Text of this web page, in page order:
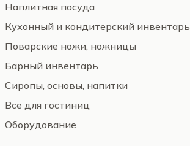
Наплитная посуда
Кухонный и кондитерский инвентарь
Поварские ножи, ножницы
Барный инвентарь
Сиропы, основы, напитки
Все для гостиниц
Оборудование